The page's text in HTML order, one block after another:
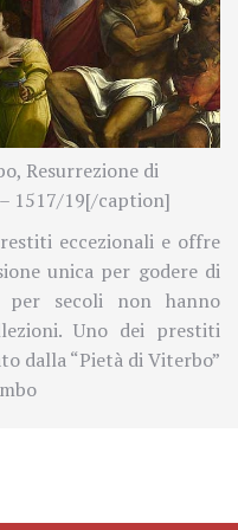
Resurrezione di
1517/19[/caption]
eccezionali e offre
unica per godere di
secoli non hanno
Uno dei prestiti
dalla “Pietà di Viterbo”